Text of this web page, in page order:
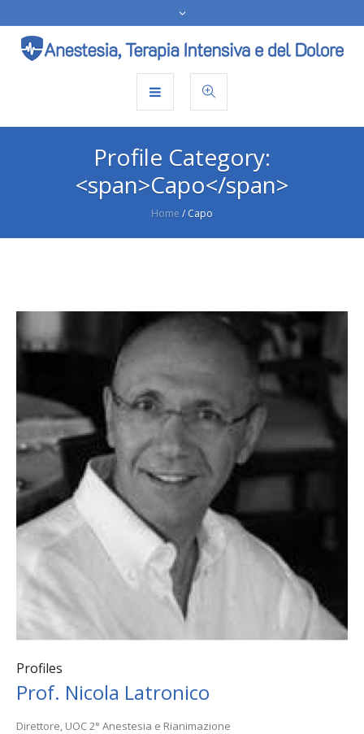
Profile Category:
<span>Capo</span>
Home / Capo
Profiles
Prof. Nicola Latronico
Direttore, UOC 2° Anestesia e Rianimazione